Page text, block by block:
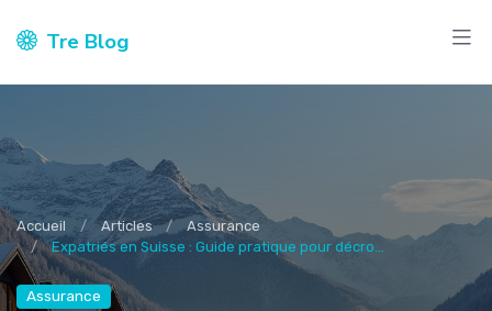
Tre Blog
Accueil Articles
Assurance
Expatriés en Suisse : Guide pratique pour décro...
Assurance